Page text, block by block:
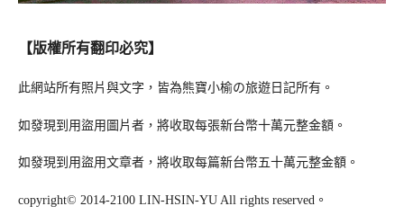
【版權所有翻印必究】
此網站所有照片與文字，皆為熊寶小榆の旅遊日記所有。
如發現到用盜用圖片者，將收取每張新台幣十萬元整金額。
如發現到用盜用文章者，將收取每篇新台幣五十萬元整金額。
copyright© 2014-2100 LIN-HSIN-YU All rights reserved。